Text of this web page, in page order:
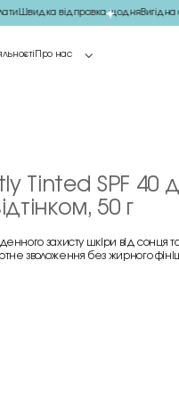
Швидка відправка щодняВигідна
Про нас
Tinted SPF
50 г
захисту шкіри від сонця
зволоження без жирного